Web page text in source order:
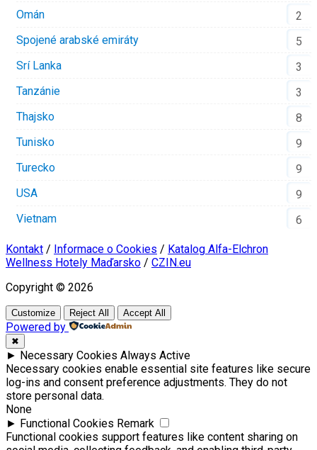
Omán
2
Spojené arabské emiráty
5
Srí Lanka
3
Tanzánie
3
Thajsko
8
Tunisko
9
Turecko
9
USA
9
Vietnam
6
Kontakt / Informace o Cookies / Katalog Alfa-Elchron
Wellness Hotely Maďarsko / CZIN.eu
Copyright © 2026
Customize Reject All Accept All
Powered by
✖
► Necessary Cookies Always Active
Necessary cookies enable essential site features like secure
log-ins and consent preference adjustments. They do not
store personal data.
None
► Functional Cookies Remark
Functional cookies support features like content sharing on